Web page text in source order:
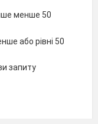
менше 50
або рівні 50
запиту